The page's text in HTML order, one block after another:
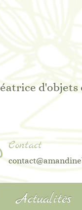
d'objets
Contact
Actualités